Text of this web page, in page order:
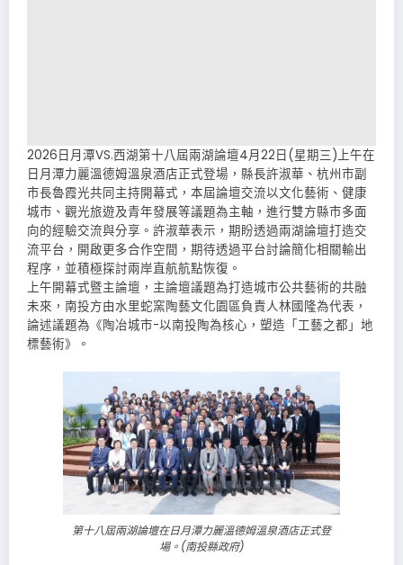
2026日月潭VS.西湖第十八屆兩湖論壇4月22日(星期三)上午在
日月潭力麗溫德姆溫泉酒店正式登場，縣長許淑華、杭州市副
市長魯霞光共同主持開幕式，本屆論壇交流以文化藝術、健康
城市、觀光旅遊及青年發展等議題為主軸，進行雙方縣市多面
向的經驗交流與分享。許淑華表示，期盼透過兩湖論壇打造交
流平台，開啟更多合作空間，期待透過平台討論簡化相關輸出
程序，並積極探討兩岸直航航點恢復。
上午開幕式暨主論壇，主論壇議題為打造城市公共藝術的共融
未來，南投方由水里蛇窯陶藝文化園區負責人林國隆為代表，
論述議題為《陶冶城市-以南投陶為核心，塑造「工藝之都」地
標藝術》。
第十八屆兩湖論壇在日月潭力麗溫德姆溫泉酒店正式登
場。(南投縣政府)